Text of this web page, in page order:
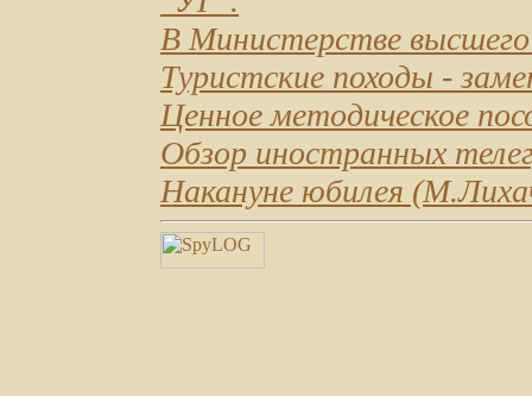
В Министерстве
Туристские походы -
Ценное методическое
Обзор иностранных
Накануне юбилея